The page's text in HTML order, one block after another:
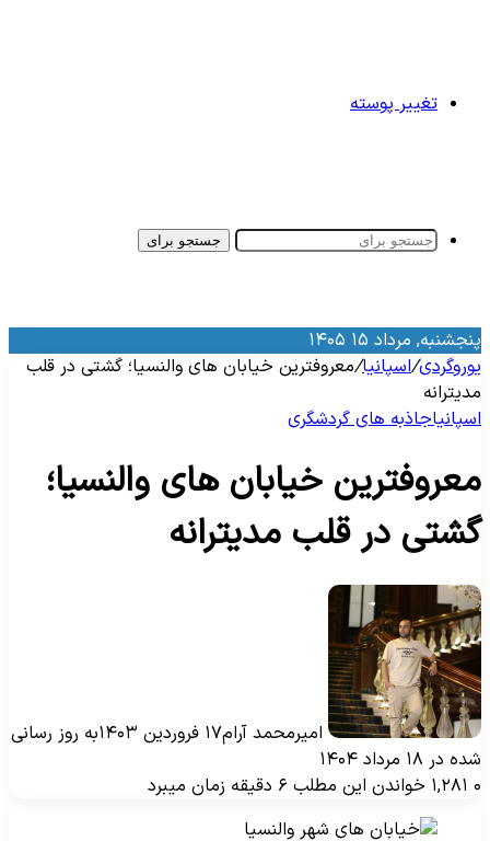
تغییر پوسته
جستجو برای
مرداد ۱۵ ۱۴۰۵
/اسپانیا/معروفترین خیابان های والنسیا؛ گشتی در قلب
جاذبه‌ های گردشگری
خیابان های والنسیا؛
در قلب مدیترانه
امیرمحمد آرام۱۷ فروردین ۱۴۰۳
به روز رسانی
در ۱۸ مرداد ۱۴۰۴
خواندن این مطلب ۶ دقیقه زمان میبرد